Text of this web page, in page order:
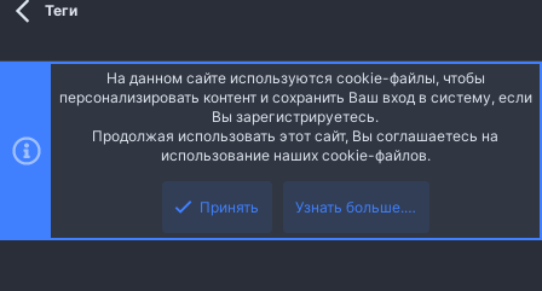
Теги
Обратная связь
Условия и правила
Политика конфиденциальности
Style and add-ons by ThemeHouse
Перевод от Jumuro ®
Запросы 12 Время 0.0323s Память 3.25MB
Верх
На данном сайте используются cookie-файлы, чтобы
персонализировать контент и сохранить Ваш вход в систему, если
Вы зарегистрируетесь.
Продолжая использовать этот сайт, Вы соглашаетесь на
использование наших cookie-файлов.
Принять Узнать больше.…